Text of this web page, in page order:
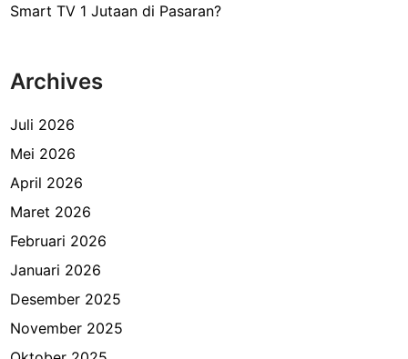
Smart TV 1 Jutaan di Pasaran?
Archives
Juli 2026
Mei 2026
April 2026
Maret 2026
Februari 2026
Januari 2026
Desember 2025
November 2025